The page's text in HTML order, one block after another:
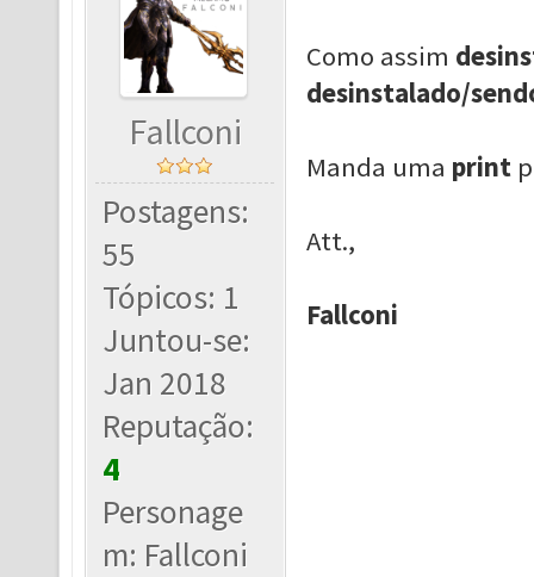
Fallconi
Postagens:
55
Tópicos: 1
Juntou-se:
Jan 2018
Reputação:
4
Personage
m: Fallconi
Como assim
desinstalado/
Manda uma print
Att.,
Fallconi